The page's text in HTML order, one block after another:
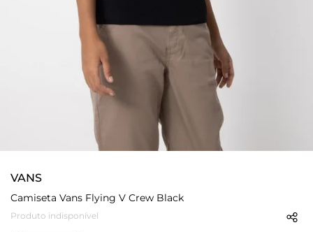
VANS
Camiseta Vans Flying V Crew Black
Produto indisponível